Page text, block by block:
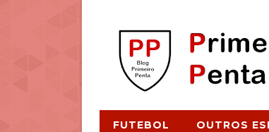
FUTEBOL OUTROS